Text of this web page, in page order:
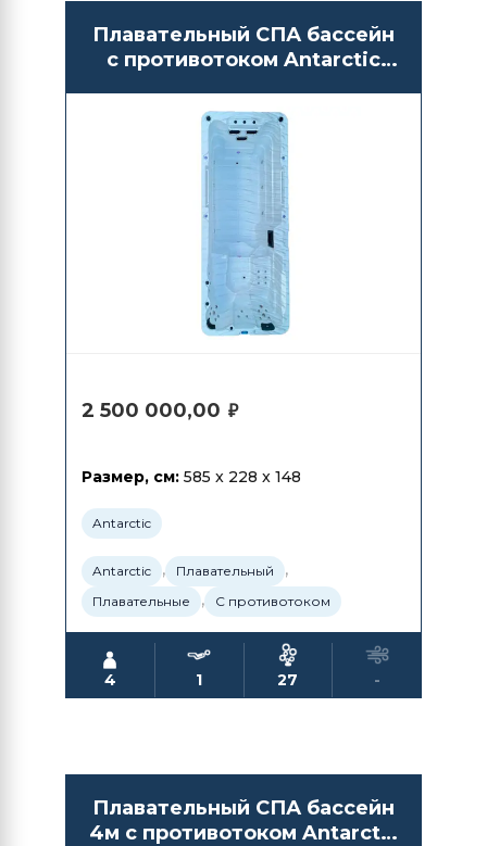
Плавательный СПА бассейн
с противотоком Antarctic
2 500 000,00 ₽
Размер, см: 585 x 228 x 148
Antarctic
Antarctic , Плавательный ,
Плавательные , С противотоком
4 1 27 -
Плавательный СПА бассейн
4м с противотоком Antarctic